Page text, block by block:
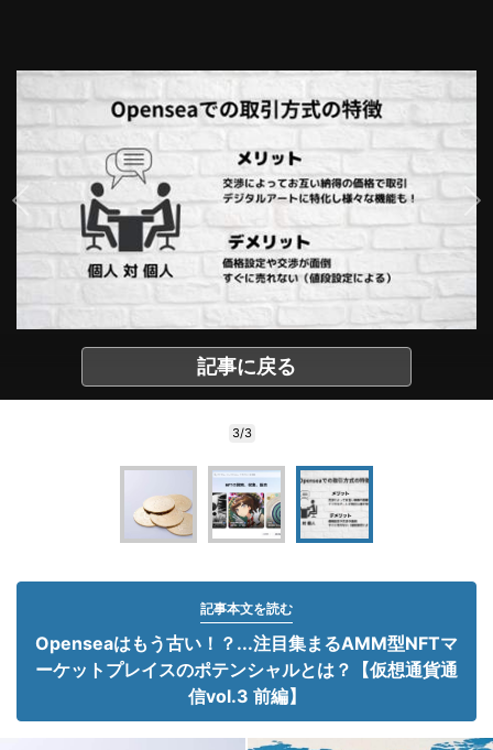
記事に戻る
3/3
記事本文を読む
Openseaはもう古い！？...注目集まるAMM型NFTマ
ーケットプレイスのポテンシャルとは？【仮想通貨通
信vol.3 前編】